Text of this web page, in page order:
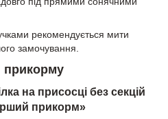
рекомендується мити
замочування.
прикорму
на присосці без секцій
прикорм»